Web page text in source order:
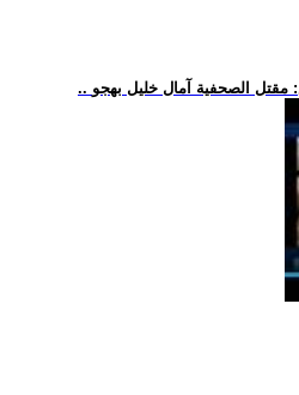
مقتل الصحفية آمال خليل بهجو